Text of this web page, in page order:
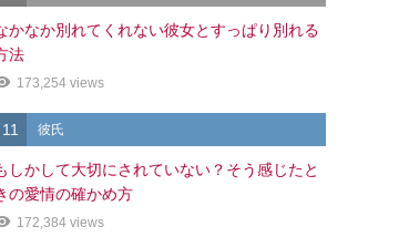
かなか別れてくれない彼女とすっぱり別れる
法
173,254 views
11 彼氏
しかして大切にされていない？そう感じたと
の愛情の確かめ方
172,384 views